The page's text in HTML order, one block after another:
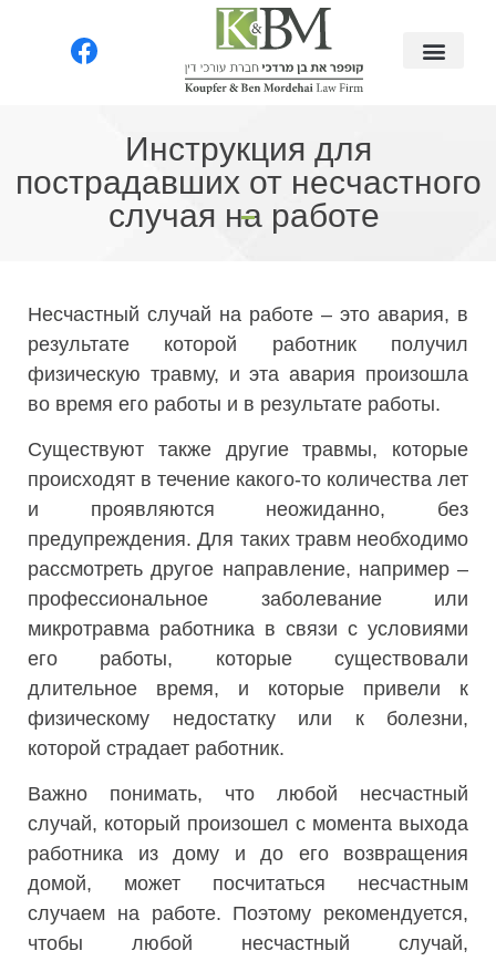
Инструкция для
пострадавших от несчастного
случая на работе
Несчастный случай на работе – это авария, в
результате которой работник получил
физическую травму, и эта авария произошла
во время его работы и в результате работы.
Существуют также другие травмы, которые
происходят в течение какого-то количества лет
и проявляются неожиданно, без
предупреждения. Для таких травм необходимо
рассмотреть другое направление, например –
профессиональное заболевание или
микротравма работника в связи с условиями
его работы, которые существовали
длительное время, и которые привели к
физическому недостатку или к болезни,
которой страдает работник.
Важно понимать, что любой несчастный
случай, который произошел с момента выхода
работника из дому и до его возвращения
домой, может посчитаться несчастным
случаем на работе. Поэтому рекомендуется,
чтобы любой несчастный случай,